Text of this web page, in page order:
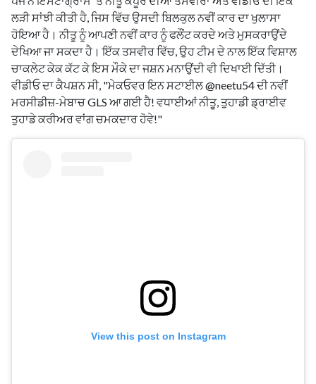
ਲੜੀ ਸਾਂਝੀ ਕੀਤੀ ਹੈ, ਜਿਸ ਵਿੱਚ ਉਸਦੀ ਬਿਲਕੁਲ ਨਵੀਂ ਕਾਰ ਦਾ ਖੁਲਾਸਾ
ਹੋਇਆ ਹੈ। ਨੀਤੂ ਨੂੰ ਆਪਣੀ ਨਵੀਂ ਕਾਰ ਨੂੰ ਫਲੌਂਟ ਕਰਦੇ ਅਤੇ ਮੁਸਕਰਾਉਂਦੇ
ਦੇਖਿਆ ਜਾ ਸਕਦਾ ਹੈ। ਇੱਕ ਤਸਵੀਰ ਵਿੱਚ, ਉਹ ਟੀਮ ਦੇ ਨਾਲ ਇੱਕ ਵਿਸ਼ਾਲ
ਚਾਕਲੇਟ ਕੇਕ ਕੱਟ ਕੇ ਇਸ ਮੌਕੇ ਦਾ ਜਸ਼ਨ ਮਨਾਉਂਦੀ ਵੀ ਦਿਖਾਈ ਦਿੱਤੀ।
ਵੀਡੀਓ ਦਾ ਕੈਪਸ਼ਨ ਸੀ, "ਮੇਕਓਵਰ ਇਨ ਸਟਾਈਲ @neetu54 ਦੀ ਨਵੀਂ
ਮਰਸੀਡੀਜ਼-ਮੇਬਾਚ GLS ਆ ਗਈ ਹੈ! ਵਧਾਈਆਂ ਨੀਤੂ, ਤੁਹਾਡੀ ਡ੍ਰਾਈਵ
ਤੁਹਾਡੇ ਕਰੀਅਰ ਵਾਂਗ ਚਮਕਦਾਰ ਹੋਵੇ!"
View this post on Instagram